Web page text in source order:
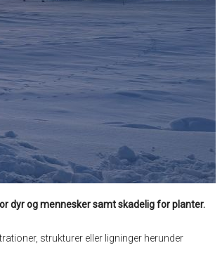
dyr og mennesker samt skadelig for planter.
strukturer eller ligninger herunder